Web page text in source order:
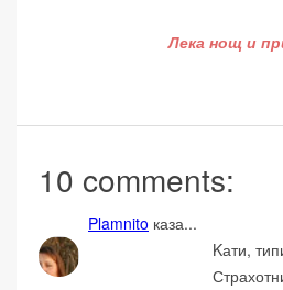
Лека нощ и
10 comments:
Plamnito каза...
Kати,